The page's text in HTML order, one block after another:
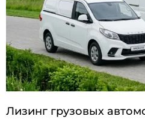
Лизинг грузовых